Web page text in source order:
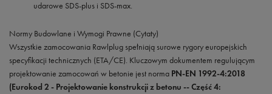
udarowe SDS-plus i SDS-max.
Normy Budowlane i Wymogi Prawne (Cytaty)
Wszystkie zamocowania Rawlplug spełniają surowe rygory europejskich
specyfikacji technicznych (ETA/CE). Kluczowym dokumentem regulującym
projektowanie zamocowań w betonie jest norma PN-EN 1992-4:2018
(Eurokod 2 - Projektowanie konstrukcji z betonu -- Część 4: